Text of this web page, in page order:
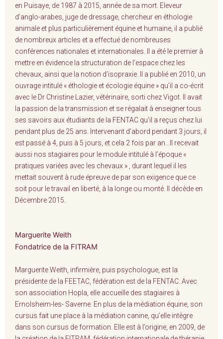
en Puisaye, de 1987 à 2015, année de sa mort. Eleveur
d’anglo-arabes, juge de dressage, chercheur en éthologie
animale et plus particulièrement équine et humaine, il a publié
de nombreux articles et a effectué de nombreuses
conférences nationales et internationales. Il a été le premier à
mettre en évidence la structuration de l’espace chez les
chevaux, ainsi que la notion d’isopraxie. Il a publié en 2010, un
ouvrage intitulé « éthologie et écologie équine » qu’il a co-écrit
avec le Dr Christine Lazier, vétérinaire, sorti chez Vigot. Il avait
la passion de la transmission et se régalait à enseigner tous
ses savoirs aux étudiants de la FENTAC qu’il a reçus chez lui
pendant plus de 25 ans. Intervenant d’abord pendant 3 jours, il
est passé à 4, puis à 5 jours, et cela 2 fois par an...Il recevait
aussi nos stagiaires pour le module intitulé à l’époque «
pratiques variées avec les chevaux » , durant lequel il les
mettait souvent à rude épreuve de par son exigence que ce
soit pour le travail en liberté, à la longe ou monté. Il décède en
Décembre 2015.
Marguerite Weith
Fondatrice de la FITRAM
Marguerite Weith, infirmière, puis psychologue, est la
présidente de la FEETAC, fédération est de la FENTAC. Avec
son association Hopla, elle accueille des stagiaires à
Ernolsheim-les- Saverne. En plus de la médiation équine, son
cursus fait une place à la médiation canine, qu’elle intègre
dans son cursus de formation. Elle est à l’origine, en 2009, de